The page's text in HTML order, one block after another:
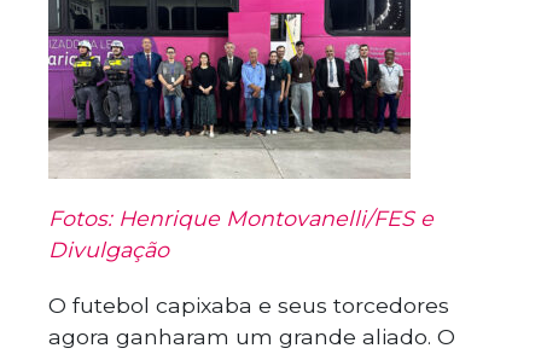
Fotos: Henrique Montovanelli/FES e
Divulgação
O futebol capixaba e seus torcedores
agora ganharam um grande aliado. O